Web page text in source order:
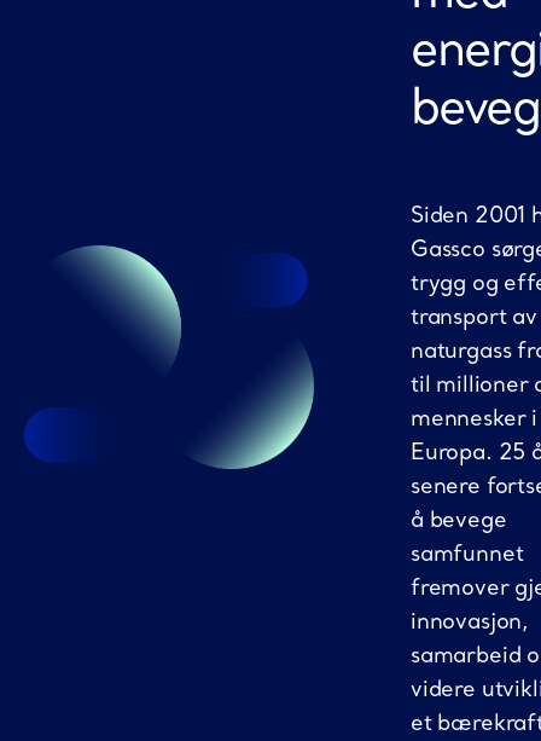
Siden 2001
Gassco
trygg og
transport av
naturgass
til millioner
mennesker i
Europa. 25
senere
å bevege
samfunnet
fremover
innovasjon,
samarbeid
videre
et